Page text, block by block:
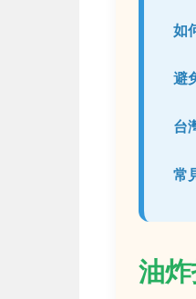
如
避
台
常
油